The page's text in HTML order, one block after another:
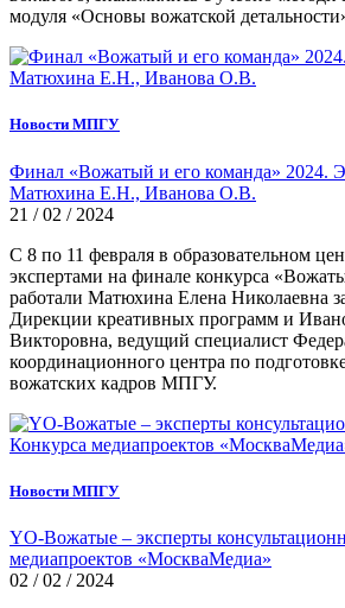
модуля «Основы вожатской
Новости МПГУ
Финал «Вожатый и его команда»
Матюхина Е.Н., Иванова О.В.
21 / 02 / 2024
С 8 по 11 февраля в образовательном
экспертами на финале конкурса
работали Матюхина Елена Николаевна
Дирекции креативных программ и
Викторовна, ведущий специалист
координационного центра по
вожатских кадров МПГУ.
Новости МПГУ
YO-Вожатые – эксперты
медиапроектов «МоскваМедиа»
02 / 02 / 2024